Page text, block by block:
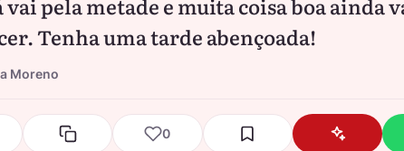
vai pela metade e muita coisa boa ainda
Tenha uma tarde abençoada!
Moreno
0